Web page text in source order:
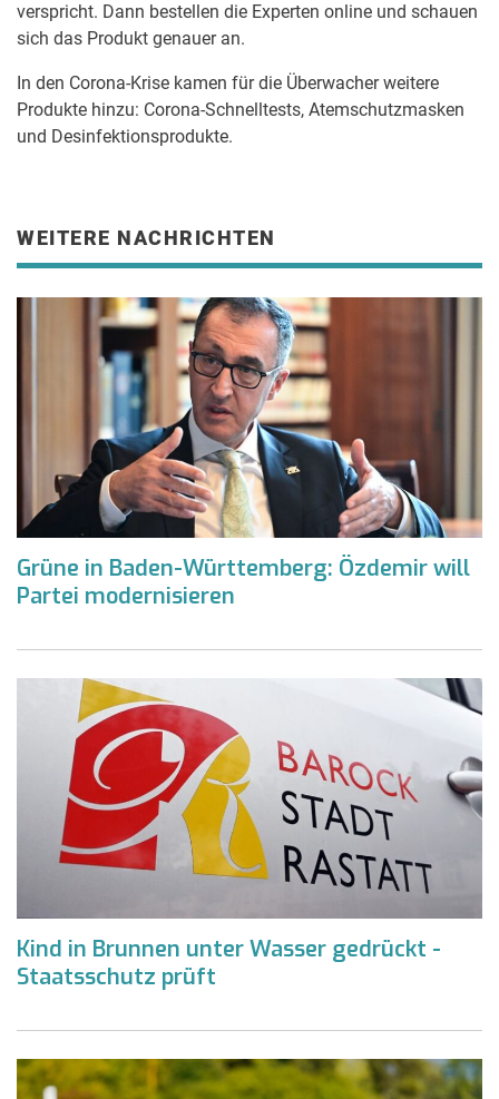
verspricht. Dann bestellen die Experten online und schauen
sich das Produkt genauer an.
In den Corona-Krise kamen für die Überwacher weitere
Produkte hinzu: Corona-Schnelltests, Atemschutzmasken
und Desinfektionsprodukte.
WEITERE NACHRICHTEN
Grüne in Baden-Württemberg: Özdemir will
Partei modernisieren
Kind in Brunnen unter Wasser gedrückt -
Staatsschutz prüft